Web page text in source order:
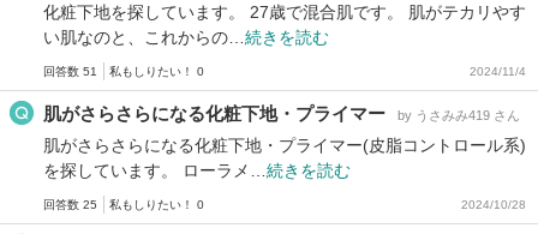
化粧下地を探しています。 27歳で混合肌です。 肌がテカリやす
い肌なのと、これからの… 続きを読む
回答数 51 私もしりたい！ 0 2024/11/4
肌がさらさらになる化粧下地・プライマー by うさみみ419 さん
肌がさらさらになる化粧下地・プライマー(皮脂コントロール系)
を探しています。 ローラメ… 続きを読む
回答数 25 私もしりたい！ 0 2024/10/28